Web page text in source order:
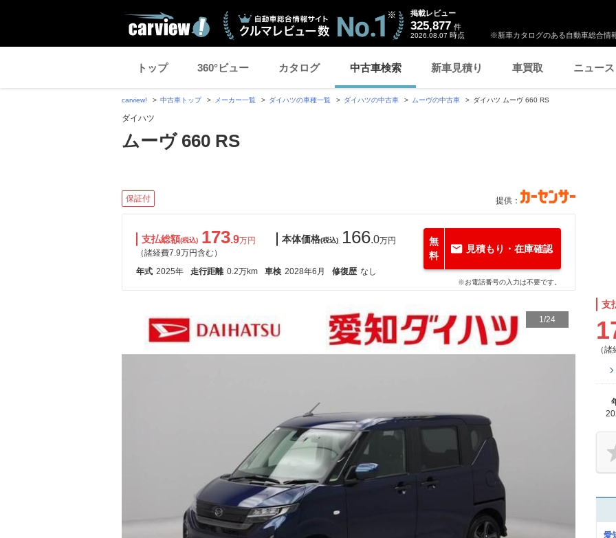
※新車カタログのある自動車総合情
掲載レビュー
325,877 件
2026.08.07 時点
トップ 360°ビュー カタログ 中古車検索 新車見積り 車買取 ニュース
carview! 中古車トップ メーカー一覧 ダイハツの車種一覧 ダイハツの中古車 ムーヴの中古車 ダイハツ ムーヴ 660 RS
ダイハツ
ムーヴ 660 RS
保証付 提供：
支払総額(税込) 173.9万円
（諸経費7.9万円含む）
本体価格(税込) 166.0万円
年式 2025年 走行距離 0.2万km 車検 2028年6月 修復歴 なし
無
料
見積もり・在庫確認
※お電話番号の入力は不要です。
1/24
支
（
愛